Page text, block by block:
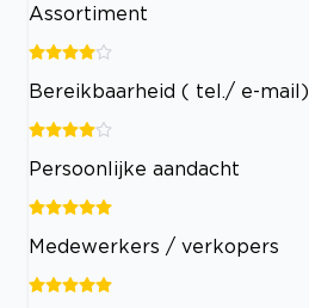
Assortiment
Bereikbaarheid ( tel./ e-mail)
Persoonlijke aandacht
Medewerkers / verkopers